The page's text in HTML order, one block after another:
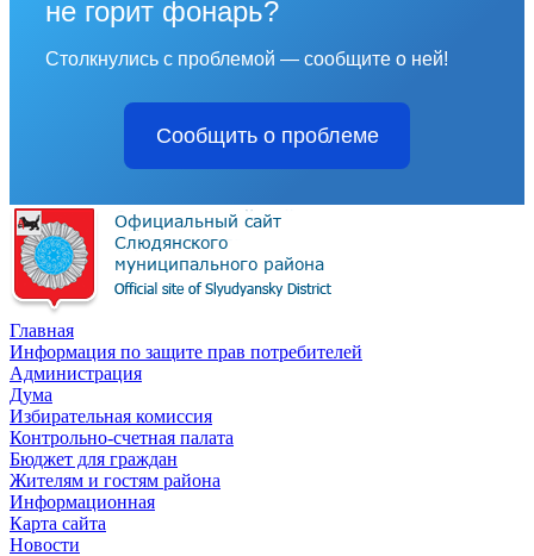
не горит фонарь?
Столкнулись с проблемой — сообщите о ней!
Сообщить о проблеме
Главная
Информация по защите прав потребителей
Администрация
Дума
Избирательная комиссия
Контрольно-счетная палата
Бюджет для граждан
Жителям и гостям района
Информационная
Карта сайта
Новости